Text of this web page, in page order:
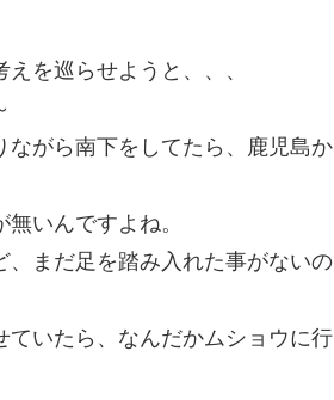
を巡らせようと、、、
がら南下をしてたら、鹿児島か
いんですよね。
まだ足を踏み入れた事がないの
いたら、なんだかムショウに行